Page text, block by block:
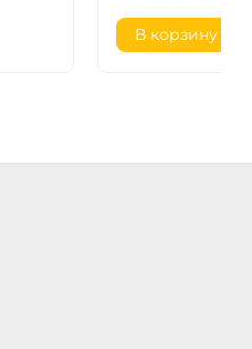
В корзину